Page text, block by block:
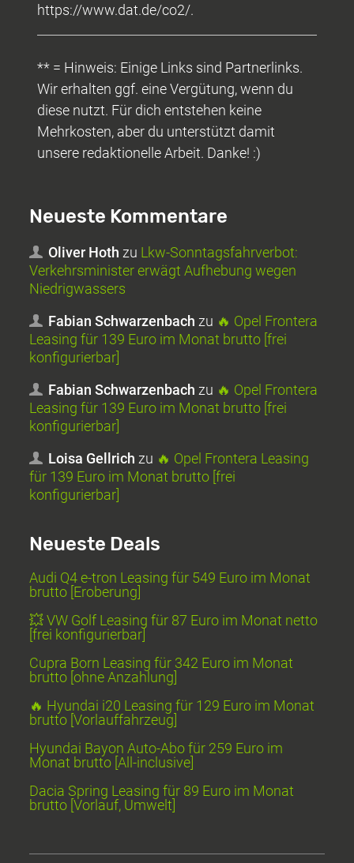
https://www.dat.de/co2/.
** = Hinweis: Einige Links sind Partnerlinks.
Wir erhalten ggf. eine Vergütung, wenn du
diese nutzt. Für dich entstehen keine
Mehrkosten, aber du unterstützt damit
unsere redaktionelle Arbeit. Danke! :)
Neueste Kommentare
Oliver Hoth zu Lkw-Sonntagsfahrverbot:
Verkehrsminister erwägt Aufhebung wegen
Niedrigwassers
Fabian Schwarzenbach zu 🔥 Opel Frontera
Leasing für 139 Euro im Monat brutto [frei
konfigurierbar]
Fabian Schwarzenbach zu 🔥 Opel Frontera
Leasing für 139 Euro im Monat brutto [frei
konfigurierbar]
Loisa Gellrich zu 🔥 Opel Frontera Leasing
für 139 Euro im Monat brutto [frei
konfigurierbar]
Neueste Deals
Audi Q4 e-tron Leasing für 549 Euro im Monat
brutto [Eroberung]
💥 VW Golf Leasing für 87 Euro im Monat netto
[frei konfigurierbar]
Cupra Born Leasing für 342 Euro im Monat
brutto [ohne Anzahlung]
🔥 Hyundai i20 Leasing für 129 Euro im Monat
brutto [Vorlauffahrzeug]
Hyundai Bayon Auto-Abo für 259 Euro im
Monat brutto [All-inclusive]
Dacia Spring Leasing für 89 Euro im Monat
brutto [Vorlauf, Umwelt]